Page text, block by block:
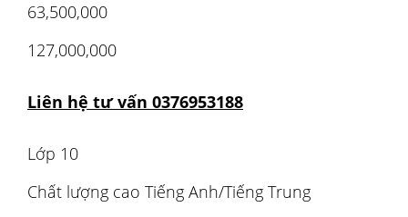
63,500,000
127,000,000
Liên hệ tư vấn 0376953188
Lớp 10
Chất lượng cao Tiếng Anh/Tiếng Trung